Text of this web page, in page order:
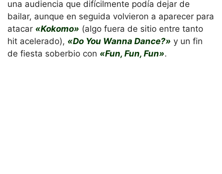
una audiencia que difícilmente podía dejar de
bailar, aunque en seguida volvieron a aparecer para
atacar «Kokomo» (algo fuera de sitio entre tanto
hit acelerado), «Do You Wanna Dance?» y un fin
de fiesta soberbio con «Fun, Fun, Fun».